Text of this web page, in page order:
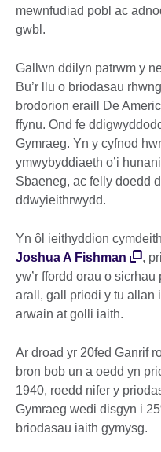
mewnfudiad pobl ac
gwbl.
Gallwn ddilyn patrwm y
Bu’r llu o briodasau
brodorion eraill De
ffynu. Ond fe
Gymraeg. Yn y cyfnod
ymwybyddiaeth o’i
Sbaeneg, ac felly doedd
ddwyieithrwydd.
Yn ôl ieithyddion
Joshua A Fishman
,
yw’r ffordd orau o
arall, gall priodi y tu allan
arwain at golli iaith.
Ar droad yr 20fed Ganrif
bron bob un a oedd yn
1940, roedd nifer y
Gymraeg wedi disgyn i
briodasau iaith gymysg.